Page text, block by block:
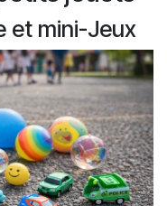
et mini-Jeux